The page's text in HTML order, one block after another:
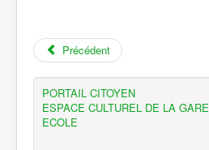
Précédent
PORTAIL CITOYEN
ESPACE CULTUREL DE LA GARE
ECOLE